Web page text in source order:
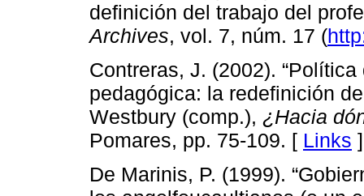
definición del trabajo del
Archives, vol. 7, núm. 17 (
Contreras, J. (2002).
pedagógica: la redefinición
Westbury (comp.), ¿Hacia
Pomares, pp. 75-109. [ Links ]
De Marinis, P. (1999).